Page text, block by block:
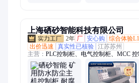
上海硒砂智能科技有限公司
2年 厂 安心购 综合体验L1
出价迅速
真实性已核验 江苏苏州
主营： PLC控制柜、电气控制柜、MCC 控
控制柜、低压自控柜、低压控制柜、电气
柜、plc柜、操作台、仿威图机柜、正压防
配电柜、动力柜、不锈钢控制箱、电气编